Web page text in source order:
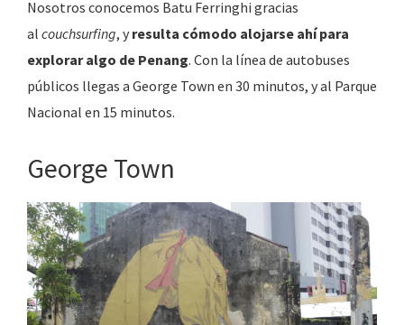
Nosotros conocemos Batu Ferringhi gracias
al couchsurfing, y resulta cómodo alojarse ahí para
explorar algo de Penang. Con la línea de autobuses
públicos llegas a George Town en 30 minutos, y al Parque
Nacional en 15 minutos.
George Town